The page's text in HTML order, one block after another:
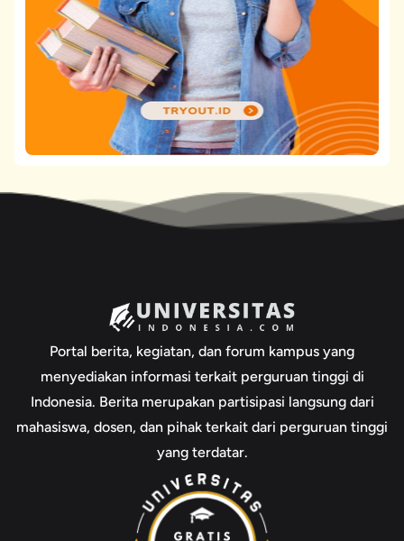
Portal berita, kegiatan, dan forum kampus yang
menyediakan informasi terkait perguruan tinggi di
Indonesia. Berita merupakan partisipasi langsung dari
mahasiswa, dosen, dan pihak terkait dari perguruan tinggi
yang terdatar.